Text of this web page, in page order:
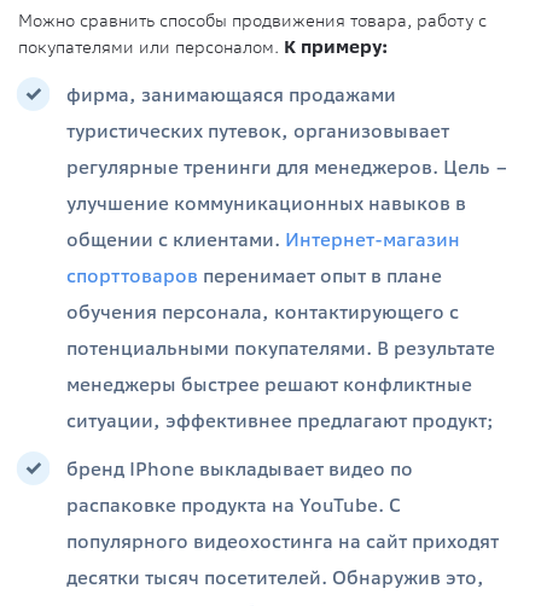
Можно сравнить способы продвижения товара, работу с
покупателями или персоналом. К примеру:
фирма, занимающаяся продажами
туристических путевок, организовывает
регулярные тренинги для менеджеров. Цель –
улучшение коммуникационных навыков в
общении с клиентами. Интернет-магазин
спорттоваров перенимает опыт в плане
обучения персонала, контактирующего с
потенциальными покупателями. В результате
менеджеры быстрее решают конфликтные
ситуации, эффективнее предлагают продукт;
бренд IPhone выкладывает видео по
распаковке продукта на YouTube. С
популярного видеохостинга на сайт приходят
десятки тысяч посетителей. Обнаружив это,